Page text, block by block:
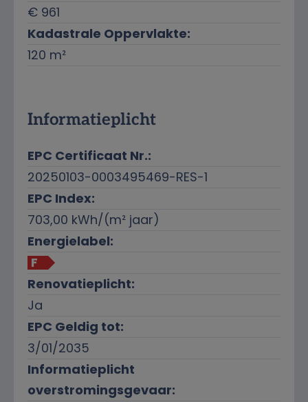
€ 961
Kadastrale Oppervlakte:
120 m²
Informatieplicht
EPC Certificaat Nr.:
20250103-0003495469-RES-1
EPC Index:
703,00 kWh/(m² jaar)
Energielabel:
F
Renovatieplicht:
Ja
EPC Geldig tot:
3/01/2035
Informatieplicht
overstromingsgevaar: